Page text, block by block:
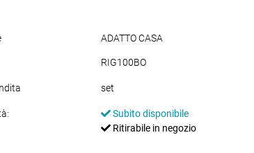
ADATTO CASA
RIG100BO
set
Subito disponibile
Ritirabile in negozio